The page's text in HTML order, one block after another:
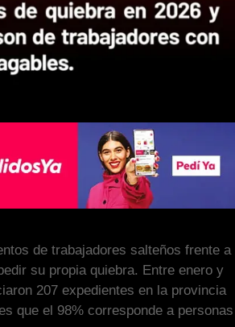
de trabajadores salteños frente a
su propia quiebra. Entre enero y
207 expedientes en la provincia
que el 98% corresponde a personas